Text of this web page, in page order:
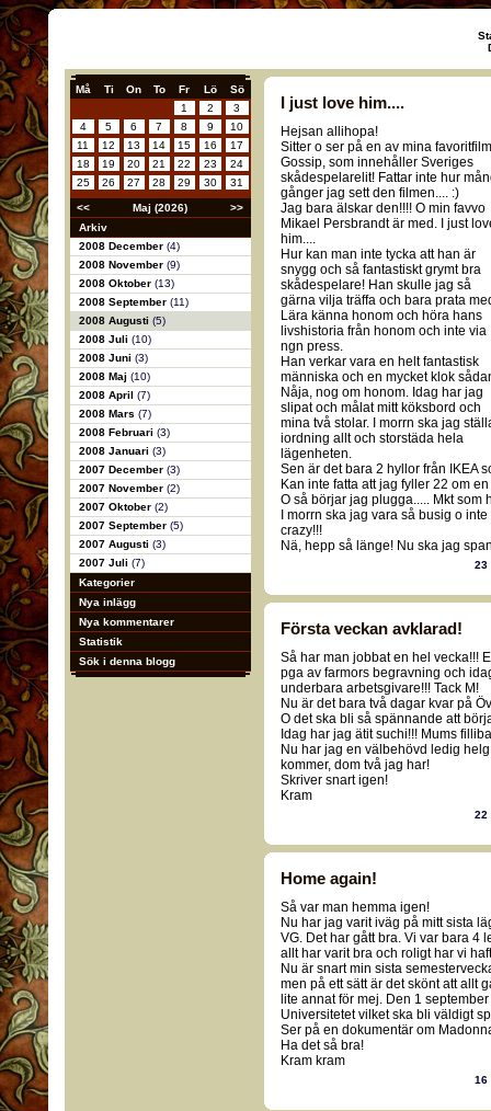
Må Ti On To Fr Lö
Sö
1
2
3
4
5 6 7 8 9
10
11
12 13 14 15 16
17
18
19 20 21 22 23
24
25
26 27 28 29 30 31
<< Maj (2026)
>>
Arkiv
2008 December (4)
2008 November (9)
2008 Oktober (13)
2008 September (11)
2008 Augusti (5)
2008 Juli (10)
2008 Juni (3)
2008 Maj (10)
2008 April (7)
2008 Mars (7)
2008 Februari (3)
2008 Januari (3)
2007 December (3)
2007 November (2)
2007 Oktober (2)
2007 September (5)
2007 Augusti (3)
2007 Juli (7)
Kategorier
Nya inlägg
Nya kommentarer
Statistik
Sök i denna blogg
I just love him....
Hejsan allihopa!
Sitter o ser på en av mina
Gossip, som innehåller Sveriges
skådespelarelit! Fattar inte hur
gånger jag sett den filmen.... :)
Jag bara älskar den!!!! O min favvo
Mikael Persbrandt är med. I just
him....
Hur kan man inte tycka att han är
snygg och så fantastiskt grymt bra
skådespelare! Han skulle jag så
gärna vilja träffa och bara prata
Lära känna honom och höra hans
livshistoria från honom och inte via
ngn press.
Han verkar vara en helt fantastisk
människa och en mycket klok
Nåja, nog om honom. Idag har jag
slipat och målat mitt köksbord och
mina två stolar. I morrn ska jag
iordning allt och storstäda hela
lägenheten.
Sen är det bara 2 hyllor från IKEA
Kan inte fatta att jag fyller 22 om
O så börjar jag plugga..... Mkt som
I morrn ska jag vara så busig o
crazy!!!
Nä, hepp så länge! Nu ska jag
23
Första veckan avklarad!
Så har man jobbat en hel vecka!!!
pga av farmors begravning och
underbara arbetsgivare!!! Tack M!
Nu är det bara två dagar kvar på
O det ska bli så spännande att
Idag har jag ätit suchi!!! Mums
Nu har jag en välbehövd ledig
kommer, dom två jag har!
Skriver snart igen!
Kram
22
Home again!
Så var man hemma igen!
Nu har jag varit iväg på mitt sista
VG. Det har gått bra. Vi var bara 4
allt har varit bra och roligt har vi
Nu är snart min sista
men på ett sätt är det skönt att allt
lite annat för mej. Den 1
Universitetet vilket ska bli väldigt
Ser på en dokumentär om
Ha det så bra!
Kram kram
16